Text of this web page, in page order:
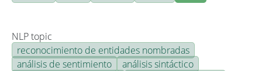
NLP topic
reconocimiento de entidades nombradas
análisis de sentimiento
análisis sintáctico